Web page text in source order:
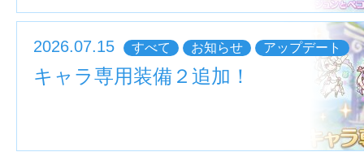
2026.07.15 すべて お知らせ アップデート
キャラ専用装備２追加！